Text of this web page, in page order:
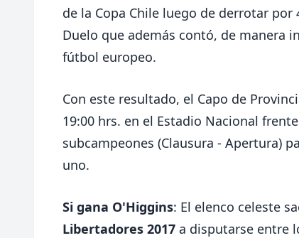
de la Copa Chile luego de derrotar por
Duelo que además contó, de manera
fútbol europeo.
Con este resultado, el Capo de
19:00 hrs. en el Estadio Nacional
subcampeones (Clausura - Apertura)
uno.
Si gana O'Higgins: El elenco celeste
Libertadores 2017 a disputarse entre